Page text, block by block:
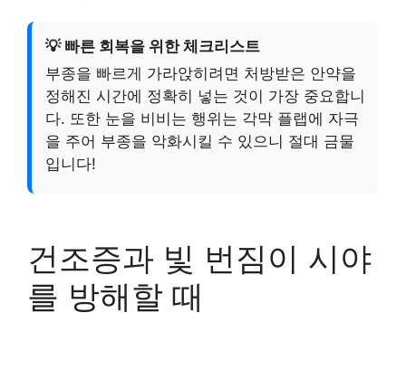
💡 빠른 회복을 위한 체크리스트
부종을 빠르게 가라앉히려면 처방받은 안약을
정해진 시간에 정확히 넣는 것이 가장 중요합니
다. 또한 눈을 비비는 행위는 각막 플랩에 자극
을 주어 부종을 악화시킬 수 있으니 절대 금물
입니다!
건조증과 빛 번짐이 시야
를 방해할 때